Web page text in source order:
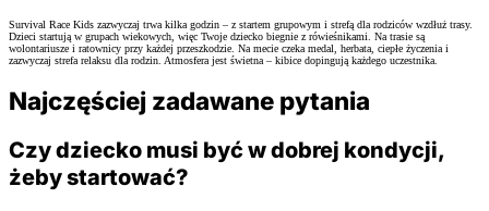
Survival Race Kids zazwyczaj trwa kilka godzin – z startem grupowym i strefą dla rodziców wzdłuż trasy.
Dzieci startują w grupach wiekowych, więc Twoje dziecko biegnie z rówieśnikami. Na trasie są
wolontariusze i ratownicy przy każdej przeszkodzie. Na mecie czeka medal, herbata, ciepłe życzenia i
zazwyczaj strefa relaksu dla rodzin. Atmosfera jest świetna – kibice dopingują każdego uczestnika.
Najczęściej zadawane pytania
Czy dziecko musi być w dobrej kondycji,
żeby startować?